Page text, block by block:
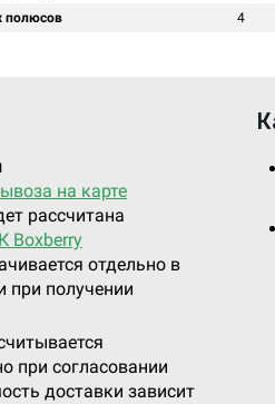
полюсов
4
на карте
рассчитана
Boxberry
отдельно в
при получении
при согласовании
доставки зависит